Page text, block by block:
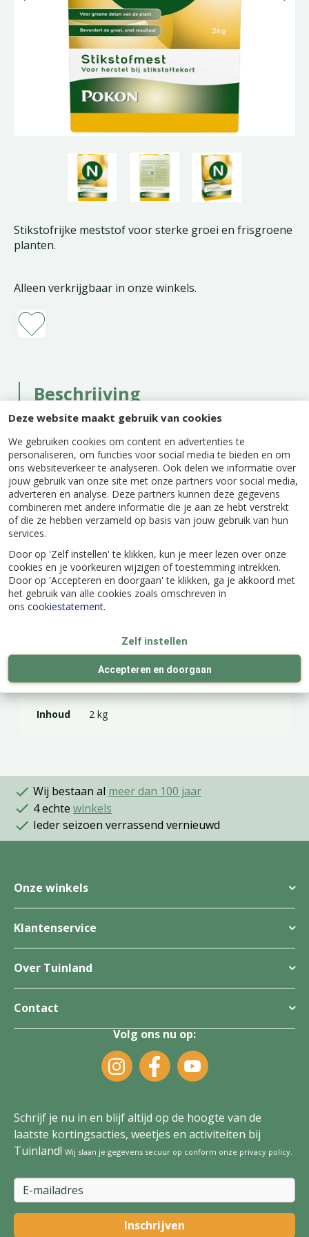
Deze website maakt gebruik van cookies
We gebruiken cookies om content en advertenties te
personaliseren, om functies voor social media te bieden en om
ons websiteverkeer te analyseren. Ook delen we informatie over
jouw gebruik van onze site met onze partners voor social media,
adverteren en analyse. Deze partners kunnen deze gegevens
combineren met andere informatie die je aan ze hebt verstrekt
of die ze hebben verzameld op basis van jouw gebruik van hun
services.
Door op 'Zelf instellen' te klikken, kun je meer lezen over onze
cookies en je voorkeuren wijzigen of toestemming intrekken.
Door op 'Accepteren en doorgaan' te klikken, ga je akkoord met
het gebruik van alle cookies zoals omschreven in
ons cookiestatement.
Zelf instellen
Accepteren en doorgaan
Stikstofrijke meststof voor sterke groei en frisgroene
planten.
Alleen verkrijgbaar in onze winkels.
Beschrijving
Pokon Stikstofmest ondersteunt de groei van
planten door extra stikstof toe te voegen aan de
bodem. Stikstof is essentieel voor
bladontwikkeling en zorgt voor een krachtige,
groene uitstraling. Deze meststof is geschikt
voor gebruik in de siertuin, moestuin en bij
gazons waar extra groeikracht gewenst is.
Specificaties
Pokon
Inhoud 2 kg
Wij bestaan al meer dan 100 jaar
4 echte winkels
Ieder seizoen verrassend vernieuwd
Onze winkels
Klantenservice
Over Tuinland
Contact
Volg ons nu op:
Schrijf je nu in en blijf altijd op de hoogte van de
laatste kortingsacties, weetjes en activiteiten bij
Tuinland! Wij slaan je gegevens secuur op conform onze privacy policy.